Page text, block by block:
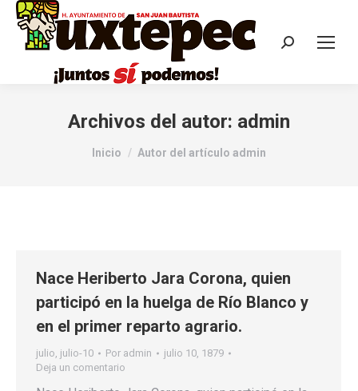
Archivos del autor: admin
Estás aquí:
Inicio Autor del artículo admin
Nace Heriberto Jara Corona, quien
participó en la huelga de Río Blanco y
en el primer reparto agrario.
julio, julio-10 Por admin
julio 10, 1879
Deja un comentario